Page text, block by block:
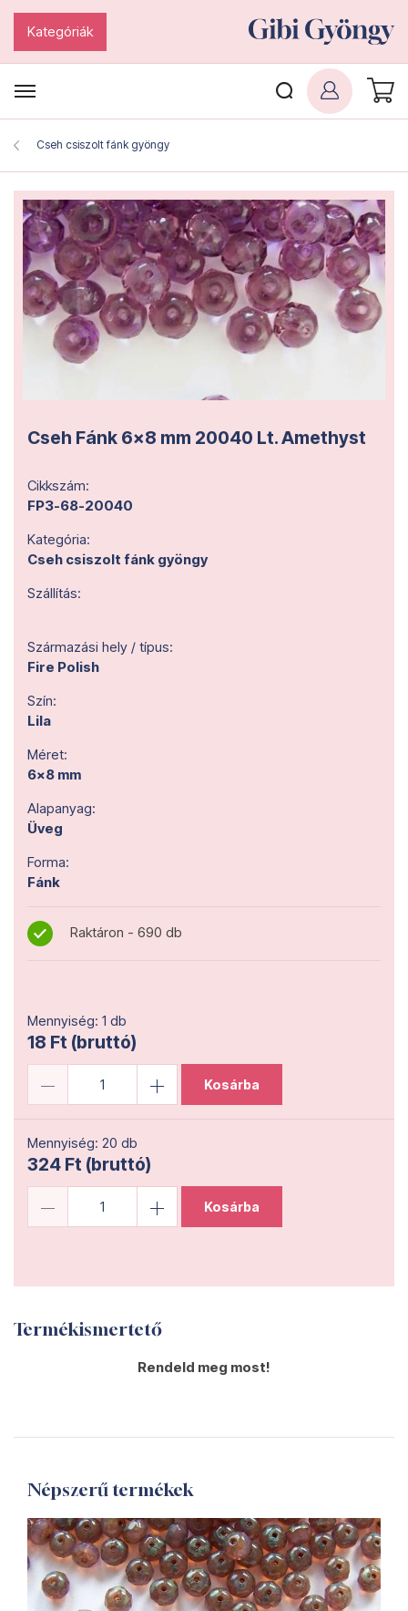
Kategóriák
Cseh csiszolt fánk gyöngy
Cseh Fánk 6x8 mm 20040 Lt. Amethyst
Cikkszám:
FP3-68-20040
Kategória:
Cseh csiszolt fánk gyöngy
Szállítás:
Származási hely / típus:
Fire Polish
Szín:
Lila
Méret:
6x8 mm
Alapanyag:
Üveg
Forma:
Fánk
Raktáron - 690 db
Mennyiség: 1 db
18 Ft (bruttó)
Kosárba
Mennyiség: 20 db
324 Ft (bruttó)
Kosárba
Termékismertető
Rendeld meg most!
Népszerű termékek